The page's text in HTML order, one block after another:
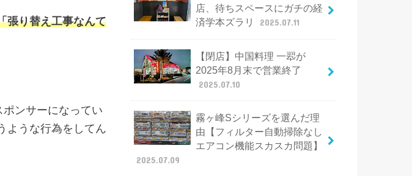
張り替え工事なんて
ンサーになってい
ような行為をしてん
店、待ちスペースにガチの経
済学本ズラリ
2025.07.11
【閉店】中国料理 一翆が
2025年8月末で営業終了
2025.07.10
霧ヶ峰Sシリーズを選んだ理
由【フィルター自動掃除なし
エアコン機能スカスカ問題】
2025.07.09